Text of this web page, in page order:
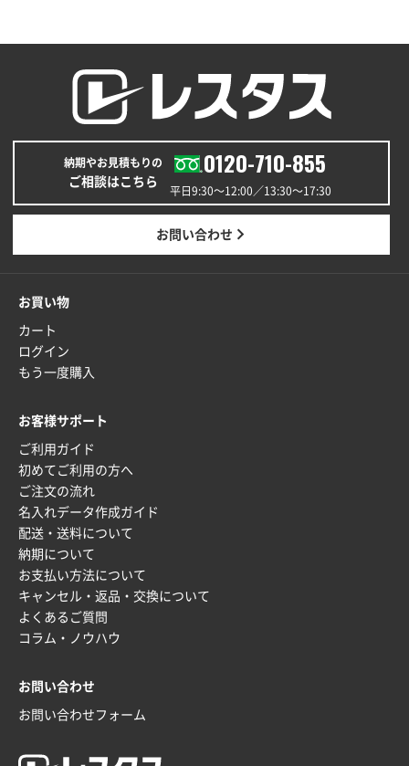
以前の注文も含め価格と品質
青森県K社様
ワンポイントポリ袋 A4サイズ1000枚
2025年12月24日 13:22
安い
ワンポイント箔押し紙袋 M横サイズ(A4対応)100
2025年12月22日 03:31
神奈川県S社様
2025年12月16日 10:39
短納期対応が素晴らしい
富山県O社様
uni ジェットストリーム 07
2025年12月09日 14:04
安い、早い
埼玉県G社様
ラミネート紙袋 規格L4サイズ(B4対応)
2025年12月04日 17:34
兵庫県のお客様
2025年12月02日 23:00
納期やお見積もりの
ご相談はこちら
0120-710-855
平日9:30〜12:00／13:30〜17:30
お問い合わせ
お買い物
カート
ログイン
もう一度購入
お客様サポート
ご利用ガイド
初めてご利用の方へ
ご注文の流れ
名入れデータ作成ガイド
配送・送料について
納期について
お支払い方法について
キャンセル・返品・交換について
よくあるご質問
コラム・ノウハウ
お問い合わせ
お問い合わせフォーム